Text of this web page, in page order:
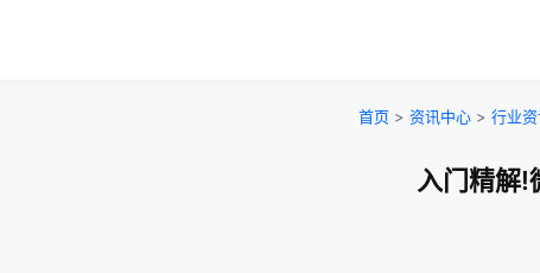
首页 > 资讯中心 > 行业资
入门精解!